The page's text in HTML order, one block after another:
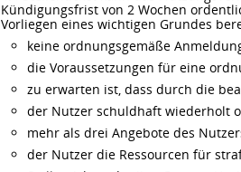
Kündigungsfrist von 2 Wochen
Vorliegen eines wichtigen Grundes
keine ordnungsgemäße
die Voraussetzungen für eine
zu erwarten ist, dass durch die
der Nutzer schuldhaft wiederholt
mehr als drei Angebote des
der Nutzer die Ressourcen für